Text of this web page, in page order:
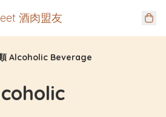
酒肉盟友
類 Alcoholic Beverage